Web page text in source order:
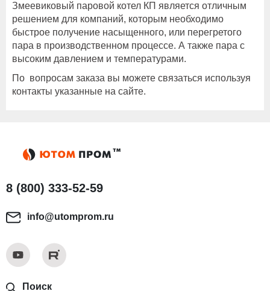
Змеевиковый паровой котел КП является отличным
решением для компаний, которым необходимо
быстрое получение насыщенного, или перегретого
пара в производственном процессе. А также пара с
высоким давлением и температурами.
По вопросам заказа вы можете связаться используя
контакты указанные на сайте.
8 (800) 333-52-59
info@utomprom.ru
Поиск